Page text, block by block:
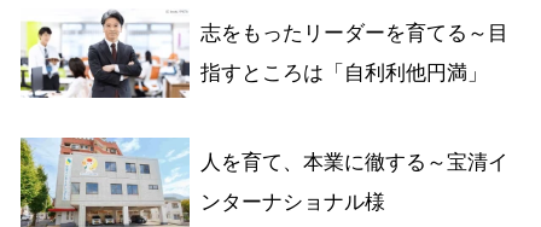
志をもったリーダーを育てる～目
指すところは「自利利他円満」
人を育て、本業に徹する～宝清イ
ンターナショナル様